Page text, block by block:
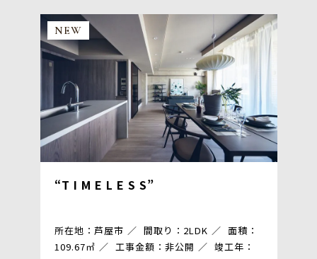
NEW
“T I M E L E S S”
所在地：芦屋市 間取り：2LDK
面積：
109.67㎡
工事金額：非公開
竣工年：